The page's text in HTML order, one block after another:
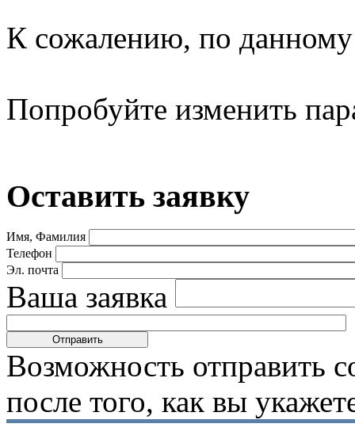
К сожалению, по данному
Попробуйте изменить
Оставить заявку
Имя, Фамилия
Телефон
Эл. почта
Ваша заявка
Возможность отправить
после того, как вы